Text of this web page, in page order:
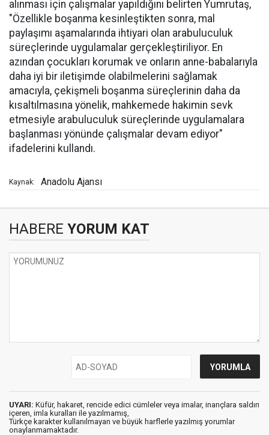
alınması için çalışmalar yapıldığını belirten Yumrutaş,
"Özellikle boşanma kesinleştikten sonra, mal
paylaşımı aşamalarında ihtiyari olan arabuluculuk
süreçlerinde uygulamalar gerçekleştiriliyor. En
azından çocukları korumak ve onların anne-babalarıyla
daha iyi bir iletişimde olabilmelerini sağlamak
amacıyla, çekişmeli boşanma süreçlerinin daha da
kısaltılmasına yönelik, mahkemede hakimin sevk
etmesiyle arabuluculuk süreçlerinde uygulamalara
başlanması yönünde çalışmalar devam ediyor"
ifadelerini kullandı.
Kaynak: Anadolu Ajansı
HABERE YORUM KAT
UYARI: Küfür, hakaret, rencide edici cümleler veya imalar, inançlara saldırı
içeren, imla kuralları ile yazılmamış,
Türkçe karakter kullanılmayan ve büyük harflerle yazılmış yorumlar
onaylanmamaktadır.